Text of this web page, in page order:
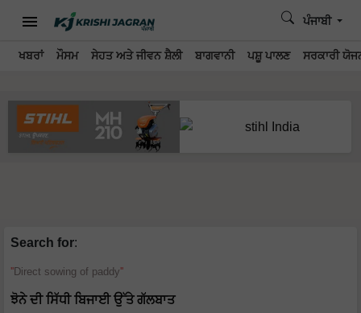
ਖਬਰਾਂ ਮੌਸਮ ਸੇਹਤ ਅਤੇ ਜੀਵਨ ਸ਼ੈਲੀ ਬਾਗਵਾਨੀ ਪਸ਼ੂ ਪਾਲਣ ਸਰਕਾਰੀ
ਪੰਜਾਬੀ
Search for:
Direct sowing of paddy
ਝੋਨੇ ਦੀ ਸਿੱਧੀ ਬਿਜਾਈ ਉੱਤੇ ਗੱਲਬਾਤ